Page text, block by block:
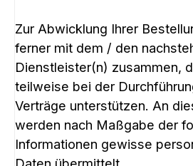
Zur Abwicklung Ihrer
ferner mit dem / den
Dienstleister(n) zusammen,
teilweise bei der
Verträge unterstützen. An
werden nach Maßgabe der
Informationen gewisse